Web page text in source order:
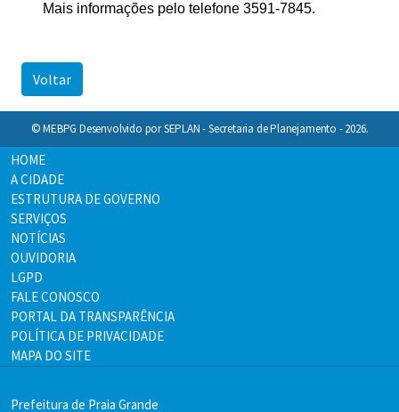
Mais informações pelo telefone 3591-7845.
Voltar
© MEBPG Desenvolvido por SEPLAN - Secretaria de Planejamento - 2026.
HOME
A CIDADE
ESTRUTURA DE GOVERNO
SERVIÇOS
NOTÍCIAS
OUVIDORIA
LGPD
FALE CONOSCO
PORTAL DA TRANSPARÊNCIA
POLÍTICA DE PRIVACIDADE
MAPA DO SITE
Prefeitura de Praia Grande